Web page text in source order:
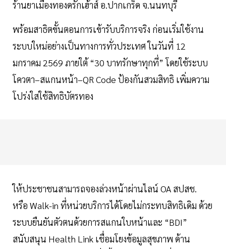
ร้านยาเมืองทองดรักเฮ้าส์ อ.ปากเกร็ด จ.นนทบุรี
พร้อมสาธิตขั้นตอนการเข้ารับบริการจริง ก่อนเริ่มใช้งาน
ระบบใหม่อย่างเป็นทางการทั่วประเทศ ในวันที่ 12
มกราคม 2569 ภายใต้ “30 บาทรักษาทุกที่” โดยใช้ระบบ
โควตา–สแกนหน้า–QR Code ป้องกันสวมสิทธิ เพิ่มความ
โปร่งใสใช้สิทธิบัตรทอง
ให้ประชาชนสามารถจองล่วงหน้าผ่านไลน์ OA สปสช.
หรือ Walk-in ที่หน่วยบริการได้โดยไม่กระทบสิทธิเดิม ด้วย
ระบบยืนยันตัวตนด้วยการสแกนใบหน้าและ “BDI”
สนับสนุน Health Link เชื่อมโยงข้อมูลสุขภาพ ด้าน